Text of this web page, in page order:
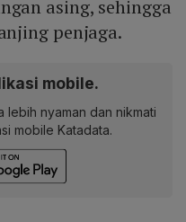
asing, sehingga
penjaga.
mobile.
lebih nyaman dan nikmati
mobile Katadata.